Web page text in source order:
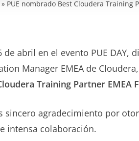
» PUE nombrado Best Cloudera Training
de abril en el evento PUE DAY,
Manager EMEA de
Training Partner EMEA
sincero agradecimiento por
intensa colaboración.